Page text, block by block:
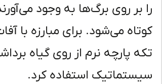
را بر روی برگ‌ها به وجود
کوتاه می‌شود. برای مبارزه با
تکه پارچه نرم از روی گیاه
سیستماتیک استفاده کرد.